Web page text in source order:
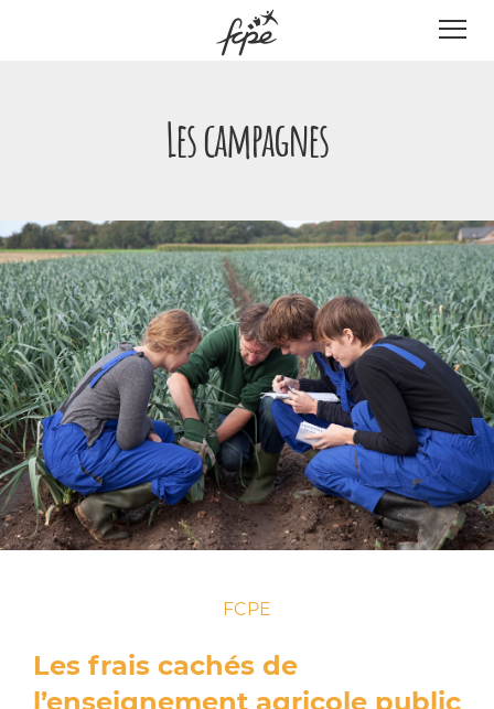
Les campagnes
FCPE
Les frais cachés de
l’enseignement agricole public
Panneau de gestion des cookies